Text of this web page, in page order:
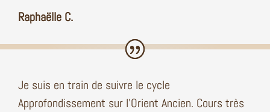
Raphaëlle C.
Je suis en train de suivre le cycle
Approfondissement sur l’Orient Ancien. Cours très